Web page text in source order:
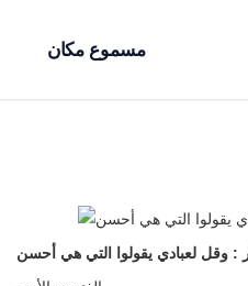
مسموع مكان